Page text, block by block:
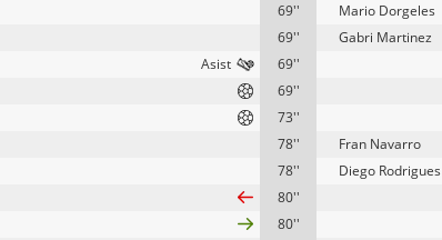
69''
Mario Dorgeles
69''
Gabri Martinez
69''
69''
73''
78''
Fran Navarro
78''
Diego Rodrigues
80''
80''